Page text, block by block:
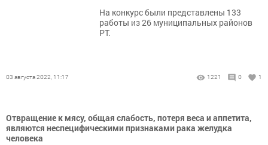
На конкурс были представлены 133
работы из 26 муниципальных районов
РТ.
03 августа 2022, 11:17 1221 0 1
Отвращение к мясу, общая слабость, потеря веса и аппетита,
являются неспецифическими признаками рака желудка
человека